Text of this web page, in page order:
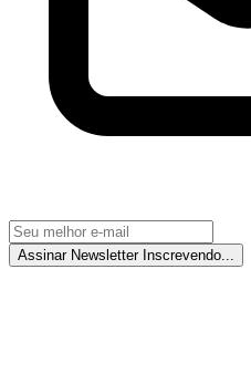
Assinar Newsletter Inscrevendo...